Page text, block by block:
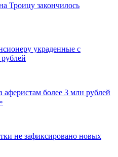
Троицу закончилось
украденные с
более 3 млн рублей
не зафиксировано новых